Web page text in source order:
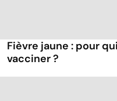
Fièvre jaune : pour
vacciner ?